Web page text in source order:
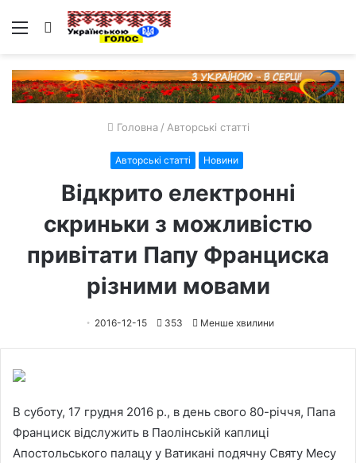
Меню Пошук
Головна / Авторські статті
Авторські статті Новини
Відкрито електронні
скриньки з можливістю
привітати Папу Франциска
різними мовами
2016-12-15 353 Менше хвилини
В суботу, 17 грудня 2016 р., в день свого 80-річчя, Папа
Франциск відслужить в Паолінській каплиці
Апостольського палацу у Ватикані подячну Святу Месу